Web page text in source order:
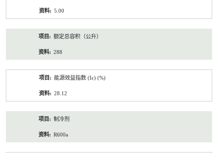
5.00
额定总容积（公升）
288
能源效益指数 (Iε) (%)
28.12
制冷剂
R600a